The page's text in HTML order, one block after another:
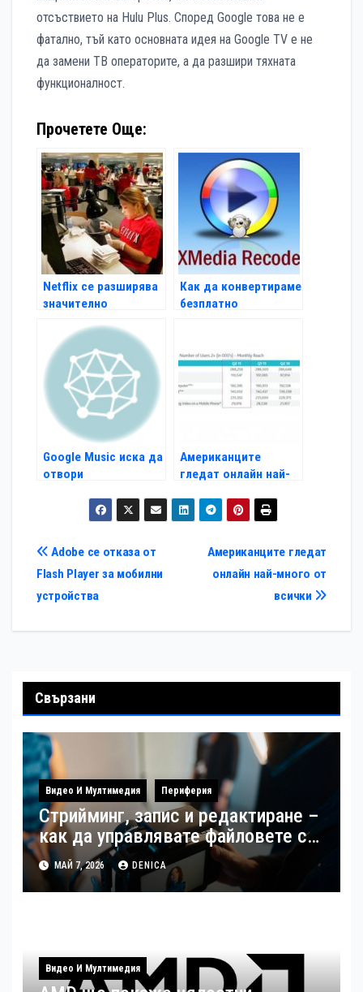
отсъствието на Hulu Plus. Според Google това не е
фатално, тъй като основната идея на Google TV e не
да замени ТВ операторите, а да разшири тяхната
функционалност.
Прочетете Още:
Netflix се разширява
значително
Как да конвертираме
безплатно
Google Music иска да
отвори
Американците
гледат онлайн най-
Навигация
Американците гледат
онлайн най-много от
всички
Adobe се отказа от
Flash Player за мобилни
устройства
Свързани
Видео И Мултимедия Периферия
Стрийминг, запис и редактиране –
как да управлявате файловете си
като създател
МАЙ 7, 2026 DENICA
Видео И Мултимедия